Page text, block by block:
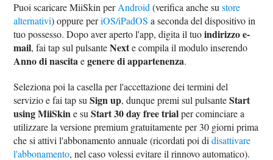
Puoi scaricare MiiSkin perAndroid(verifica anche sustore
alternativi) oppure periOS/iPadOS a seconda del dispositivo in
tuo possesso. Dopo aver aperto l'app, digita il tuoindirizzo e-
mail, fai tap sul pulsanteNexte compila il modulo inserendo
Anno di nascitaegenere di appartenenza.
Seleziona poi la casella per l'accettazione dei termini del
servizio e fai tap suSign up, dunque premi sul pulsanteStart
using MiiSkine suStart 30 day free trialper cominciare a
utilizzare la versione premium gratuitamente per 30 giorni prima
che si attivi l'abbonamento annuale (ricordati poi didisattivare
l'abbonamento, nel caso volessi evitare il rinnovo automatico).